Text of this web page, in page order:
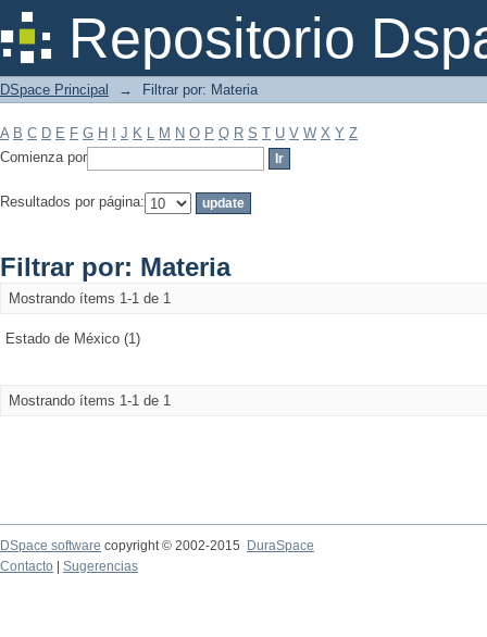
Repositorio
Filtrar por: Materia
DSpace Principal → Filtrar por: Materia
A B C D E F G H J K L M N O P Q R S T U V W X Y Z
Comienza por
Resultados por página:
Filtrar por: Materia
Mostrando ítems 1-1 de 1
Estado de México (1)
Mostrando ítems 1-1 de 1
DSpace software copyright © 2002-2015
DuraSpace
Contacto
Sugerencias